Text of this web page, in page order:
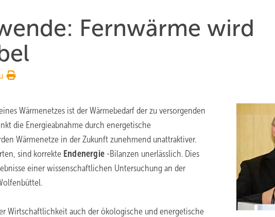
Fernwärme wird
Wärmenetzes ist der Wärmebedarf der zu versorgenden
die Energieabnahme durch energetische
Wärmenetze in der Zukunft zunehmend unattraktiver.
sind korrekte Endenergie -Bilanzen unerlässlich. Dies
einer wissenschaftlichen Untersuchung an der
Wirtschaftlichkeit auch der ökologische und energetische